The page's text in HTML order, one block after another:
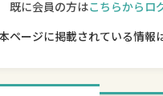
既に会員の方はこちらからロ
ページに掲載されている情報